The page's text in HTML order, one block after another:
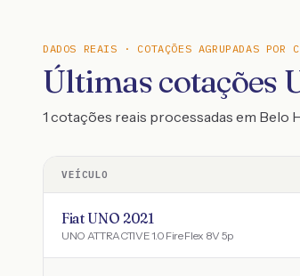
DADOS REAIS · COTAÇÕES AGRUPADAS POR
Últimas cotações
1 cotações reais processadas em Belo
VEÍCULO
Fiat UNO 2021
UNO ATTRACTIVE 1.0 Fire Flex 8V 5p